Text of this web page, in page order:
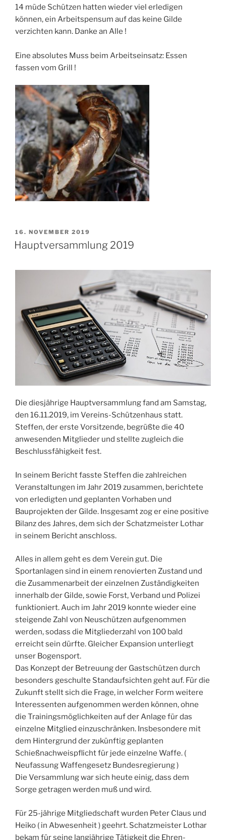
14 müde Schützen hatten wieder viel erledigen
können, ein Arbeitspensum auf das keine Gilde
verzichten kann. Danke an Alle !
Eine absolutes Muss beim Arbeitseinsatz: Essen
fassen vom Grill !
VERÖFFENTLICHT
AM
16. NOVEMBER 2019
Hauptversammlung 2019
Die diesjährige Hauptversammlung fand am Samstag,
den 16.11.2019, im Vereins-Schützenhaus statt.
Steffen, der erste Vorsitzende, begrüßte die 40
anwesenden Mitglieder und stellte zugleich die
Beschlussfähigkeit fest.
In seinem Bericht fasste Steffen die zahlreichen
Veranstaltungen im Jahr 2019 zusammen, berichtete
von erledigten und geplanten Vorhaben und
Bauprojekten der Gilde. Insgesamt zog er eine positive
Bilanz des Jahres, dem sich der Schatzmeister Lothar
in seinem Bericht anschloss.
Alles in allem geht es dem Verein gut. Die
Sportanlagen sind in einem renovierten Zustand und
die Zusammenarbeit der einzelnen Zuständigkeiten
innerhalb der Gilde, sowie Forst, Verband und Polizei
funktioniert. Auch im Jahr 2019 konnte wieder eine
steigende Zahl von Neuschützen aufgenommen
werden, sodass die Mitgliederzahl von 100 bald
erreicht sein dürfte. Gleicher Expansion unterliegt
unser Bogensport.
Das Konzept der Betreuung der Gastschützen durch
besonders geschulte Standaufsichten geht auf. Für die
Zukunft stellt sich die Frage, in welcher Form weitere
Interessenten aufgenommen werden können, ohne
die Trainingsmöglichkeiten auf der Anlage für das
einzelne Mitglied einzuschränken. Insbesondere mit
dem Hintergrund der zukünftig geplanten
Schießnachweispflicht für jede einzelne Waffe. (
Neufassung Waffengesetz Bundesregierung )
Die Versammlung war sich heute einig, dass dem
Sorge getragen werden muß und wird.
Für 25-jährige Mitgliedschaft wurden Peter Claus und
Heiko ( in Abwesenheit ) geehrt. Schatzmeister Lothar
bekam für seine langjährige Tätigkeit die Ehren-